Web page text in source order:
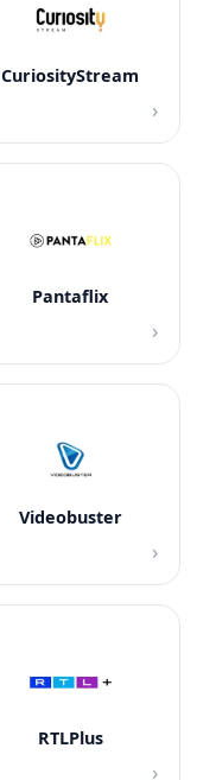
CuriosityStream
›
Pantaflix
›
Videobuster
›
RTLPlus
›